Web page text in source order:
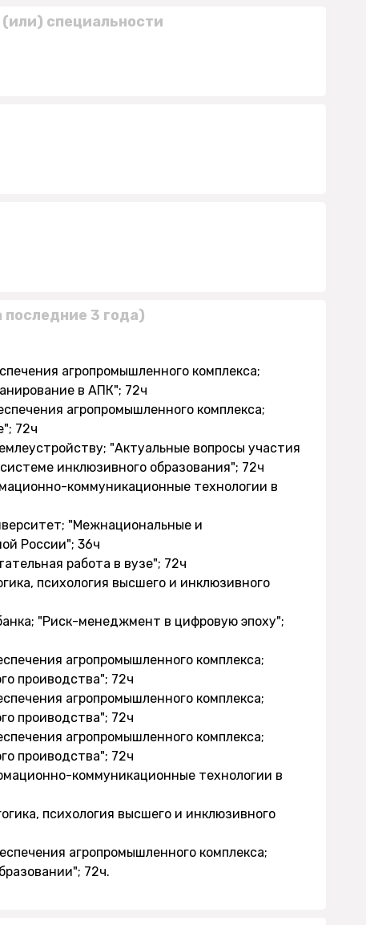
специальности
3 года)
агропромышленного комплекса;
в АПК"; 72ч
агропромышленного комплекса;
72ч
"Актуальные вопросы участия
инклюзивного образования"; 72ч
коммуникационные технологии в
"Межнациональные и
России"; 36ч
работа в вузе"; 72ч
психология высшего и инклюзивного
"Риск-менеджмент в цифровую эпоху";
агропромышленного комплекса;
проиводства"; 72ч
агропромышленного комплекса;
проиводства"; 72ч
агропромышленного комплекса;
проиводства"; 72ч
коммуникационные технологии в
психология высшего и инклюзивного
агропромышленного комплекса;
72ч.